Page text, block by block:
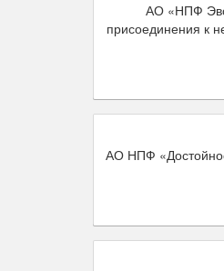
АО «НПФ
присоединения
АО НПФ